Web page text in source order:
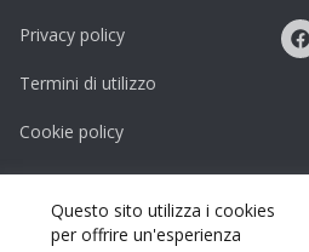
Privacy policy
Termini di utilizzo
Cookie policy
Licenze
Questo sito utilizza i cookies
per offrire un'esperienza